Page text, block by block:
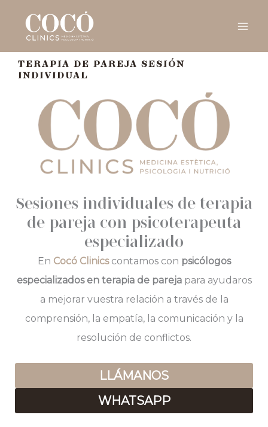
TERAPIA DE PAREJA SESIÓN
INDIVIDUAL
Sesiones individuales de terapia
de pareja con psicoterapeuta
especializado
En Cocó Clinicscontamos con psicólogos
especializados en terapia de parejapara ayudaros
a mejorar vuestra relación a través de la
comprensión, la empatía, la comunicación y la
resolución de conflictos.
LLÁMANOS
WHATSAPP